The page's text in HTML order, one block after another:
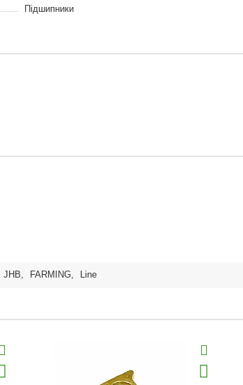
Підшипники
JHB, FARMING, Line